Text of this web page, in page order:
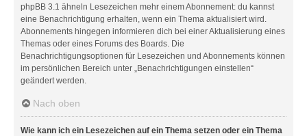
phpBB 3.1 ähneln Lesezeichen mehr einem Abonnement: du kannst
eine Benachrichtigung erhalten, wenn ein Thema aktualisiert wird.
Abonnements hingegen informieren dich bei einer Aktualisierung eines
Themas oder eines Forums des Boards. Die
Benachrichtigungsoptionen für Lesezeichen und Abonnements können
im persönlichen Bereich unter „Benachrichtigungen einstellen“
geändert werden.
Nach oben
Wie kann ich ein Lesezeichen auf ein Thema setzen oder ein Thema